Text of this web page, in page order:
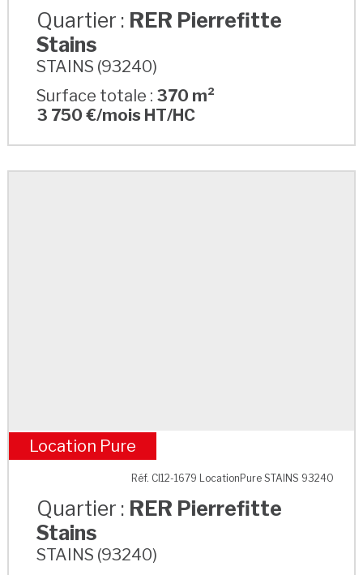
Quartier : RER Pierrefitte
Stains
STAINS (93240)
Surface totale : 370 m²
3 750 €/mois HT/HC
RER Pierrefitte Stains
Location Pure
Réf. CI12-1679 LocationPure STAINS 93240
Quartier : RER Pierrefitte
Stains
STAINS (93240)